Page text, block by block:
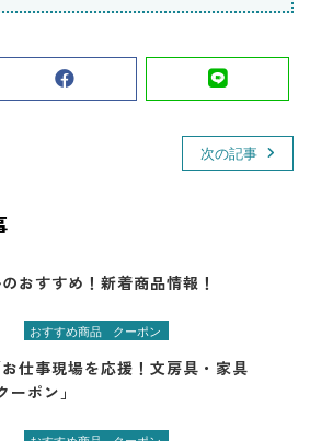
次の記事
おすすめ！新着商品情報！
おすすめ商品 クーポン
仕事現場を応援！文房具・家具
ーポン」